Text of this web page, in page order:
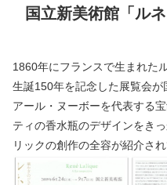
国立新美術館「ル
1860年にフランスで生まれた
生誕150年を記念した展覧会が
アール・ヌーボーを代表する
ティの香水瓶のデザインをき
リックの創作の全容が紹介され